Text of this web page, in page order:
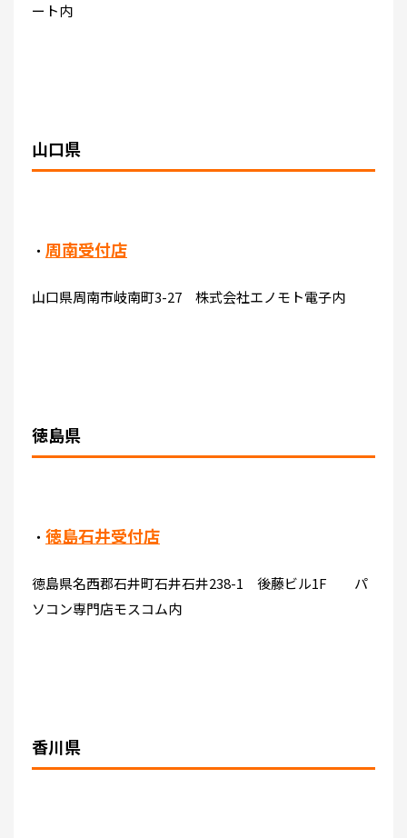
ート内
山口県
・ 周南受付店
山口県周南市岐南町3-27 株式会社エノモト電子内
徳島県
・ 徳島石井受付店
徳島県名西郡石井町石井石井238-1 後藤ビル1F パ
ソコン専門店モスコム内
香川県